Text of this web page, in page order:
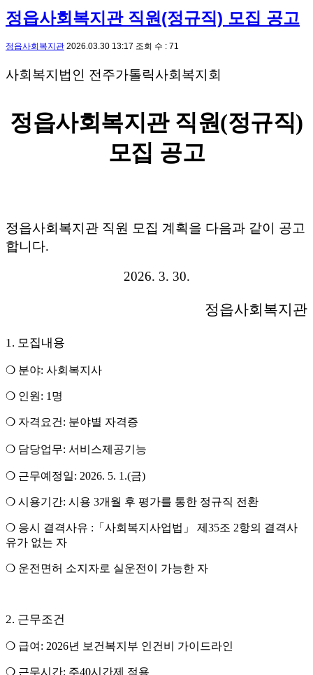
정읍사회복지관 직원(정규직) 모집 공고
정읍사회복지관 2026.03.30 13:17 조회 수 : 71
사회복지법인 전주가톨릭사회복지회
정읍사회복지관 직원(정규직)
모집 공고
정읍사회복지관 직원 모집 계획을 다음과 같이 공고
합니다.
2026. 3. 30.
정읍사회복지관
1. 모집내용
❍ 분야: 사회복지사
❍ 인원 : 1 명
❍ 자격요건 : 분야별 자격증
❍ 담당업무: 서비스제공기능
❍ 근무예정일: 2026. 5. 1.(금)
❍ 시용기간: 시용 3개월 후 평가를 통한 정규직 전환
❍ 응시 결격사유 : 「 사회복지사업법 」 제 35조 2항의 결격사
유가 없는 자
❍ 운전면허 소지자로 실운전이 가능한 자
2. 근무조건
❍ 급여 : 2026년 보건복지부 인건비 가이드라인
❍ 근무시간: 주40시간제 적용